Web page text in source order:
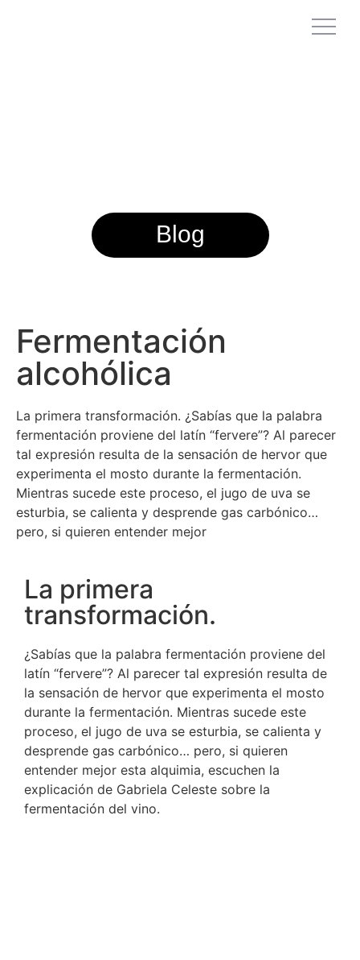
Blog
Fermentación
alcohólica
La primera transformación. ¿Sabías que la palabra
fermentación proviene del latín “fervere”? Al parecer
tal expresión resulta de la sensación de hervor que
experimenta el mosto durante la fermentación.
Mientras sucede este proceso, el jugo de uva se
esturbia, se calienta y desprende gas carbónico…
pero, si quieren entender mejor
La primera
transformación.
¿Sabías que la palabra fermentación proviene del
latín “fervere”? Al parecer tal expresión resulta de
la sensación de hervor que experimenta el mosto
durante la fermentación. Mientras sucede este
proceso, el jugo de uva se esturbia, se calienta y
desprende gas carbónico… pero, si quieren
entender mejor esta alquimia, escuchen la
explicación de Gabriela Celeste sobre la
fermentación del vino.